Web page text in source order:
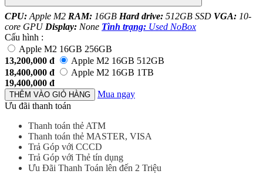
CPU: Apple M2 RAM: 16GB Hard drive: 512GB SSD VGA: 10-
core GPU Display: None Tình trạng: Used NoBox
Cấu hình :
Apple M2 16GB 256GB
13,200,000 đ
Apple M2 16GB 512GB
18,400,000 đ
Apple M2 16GB 1TB
19,400,000 đ
THÊM VÀO GIỎ HÀNG
Mua ngay
Ưu đãi thanh toán
Thanh toán thẻ ATM
Thanh toán thẻ MASTER, VISA
Trả Góp với CCCD
Trả Góp với Thẻ tín dụng
Ưu Đãi Thanh Toán lên đến 2 Triệu